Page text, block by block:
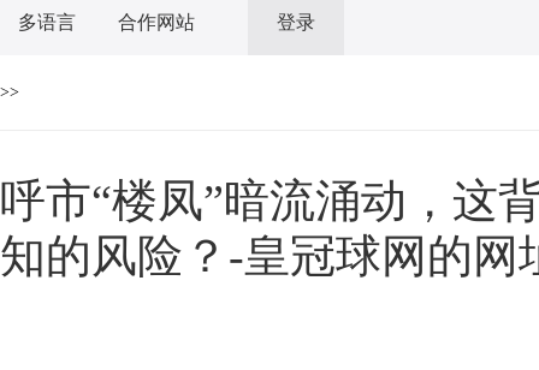
多语言 合作网站 登录
>>
呼市“楼凤”暗流涌动，这
知的风险？-皇冠球网的网